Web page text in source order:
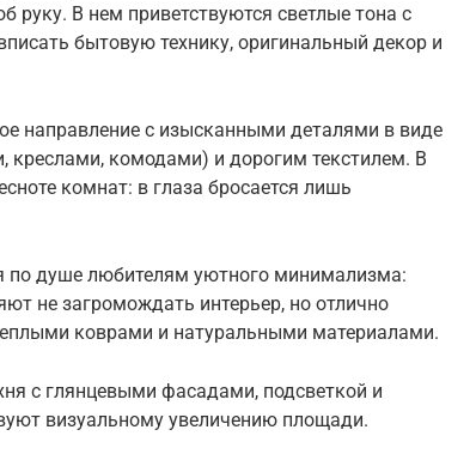
руку. В нем приветствуются светлые тона с
бытовую технику, оригинальный декор и
направление с изысканными деталями в виде
креслами, комодами) и дорогим текстилем. В
комнат: в глаза бросается лишь
по душе любителям уютного минимализма:
не загромождать интерьер, но отлично
коврами и натуральными материалами.
с глянцевыми фасадами, подсветкой и
визуальному увеличению площади.